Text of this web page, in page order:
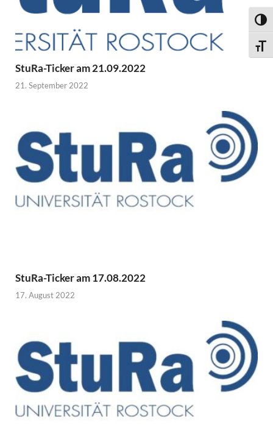
StuRa-Ticker am 21.09.2022
21. September 2022
StuRa-Ticker am 17.08.2022
17. August 2022